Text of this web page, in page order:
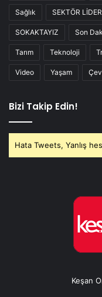
Sağlık SEKTÖR
SOKAKTAYIZ Son
Tarım Teknoloji
Video Yaşam
Bizi Takip Edin!
Hata Tweets, Yanlış
Keşan